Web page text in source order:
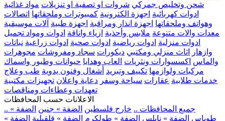
شحن وتخليص جمركي شروات او تصفية او تنزيلات مواد غذائية
ادوات كهربائية اجهزة الكترونية كمبيوترات وملحقاتها اتصالات
وهواتف وملحقاتها اجهزة انذار ومراقبة اجهزة طبية آلات موسيقية
معدات والات متنوعة ملابس وأحذية ازياء واناقة ادوات ومواد تجميل
ادوات منزلية ادوات رياضية ادوات صحية ادوات زراعية نباتات
وازهار
اثاث منزلي ومكتبي ديكورات سجاد ومفروشات مجوهرات
والماس اكسسوارات ونثريات العاب وهدايا حيوانات وطيور واسماك
مركبات ولوازمها تكييف وتبريد أشغال وفنون يدوية طب وعلاج
خدمات طلابية عقارات سياحة وسفر دعاية واعلان تجهيزات مكتبية
تعهدات وعطاءات ومناقصات
الاعلانات حسب المحافظات
.. جميع المحافظات .. خارج فلسطين الضفة » جنين الضفة »
طوباس الضفة » نابلس الضفة » طولكرم الضفة » قلقيلية الضفة »